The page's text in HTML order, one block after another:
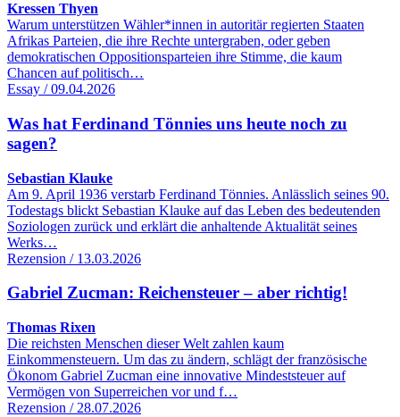
Kressen Thyen
Warum unterstützen Wähler*innen in autoritär regierten Staaten
Afrikas Parteien, die ihre Rechte untergraben, oder geben
demokratischen Oppositionsparteien ihre Stimme, die kaum
Chancen auf politisch…
Essay / 09.04.2026
Was hat Ferdinand Tönnies uns heute noch zu
sagen?
Sebastian Klauke
Am 9. April 1936 verstarb Ferdinand Tönnies. Anlässlich seines 90.
Todestags blickt Sebastian Klauke auf das Leben des bedeutenden
Soziologen zurück und erklärt die anhaltende Aktualität seines
Werks…
Rezension / 13.03.2026
Gabriel Zucman: Reichensteuer – aber richtig!
Thomas Rixen
Die reichsten Menschen dieser Welt zahlen kaum
Einkommensteuern. Um das zu ändern, schlägt der französische
Ökonom Gabriel Zucman eine innovative Mindeststeuer auf
Vermögen von Superreichen vor und f…
Rezension / 28.07.2026